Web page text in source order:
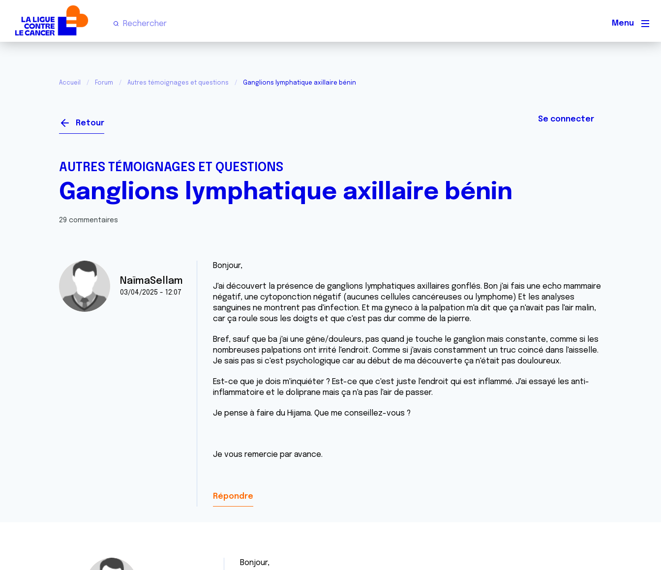
Menu
Accueil Forum Autres témoignages et questions Ganglions lymphatique axillaire bénin
Retour Se connecter
AUTRES TÉMOIGNAGES ET QUESTIONS
Ganglions lymphatique axillaire bénin
29 commentaires
NaïmaSellam
03/04/2025 - 12:07
Bonjour,
J'ai découvert la présence de ganglions lymphatiques axillaires gonflés. Bon j'ai fais une echo mammaire
négatif, une cytoponction négatif (aucunes cellules cancéreuses ou lymphome) Et les analyses
sanguines ne montrent pas d'infection. Et ma gyneco à la palpation m'a dit que ça n'avait pas l'air malin,
car ça roule sous les doigts et que c'est pas dur comme de la pierre.
Bref, sauf que ba j'ai une gêne/douleurs, pas quand je touche le ganglion mais constante, comme si les
nombreuses palpations ont irrité l'endroit. Comme si j'avais constamment un truc coincé dans l'aisselle.
Je sais pas si c'est psychologique car au début de ma découverte ça n'était pas douloureux.
Est-ce que je dois m'inquiéter ? Est-ce que c'est juste l'endroit qui est inflammé. J'ai essayé les anti-
inflammatoire et le doliprane mais ça n'a pas l'air de passer.
Je pense à faire du Hijama. Que me conseillez-vous ?
Je vous remercie par avance.
Répondre
Bonjour,